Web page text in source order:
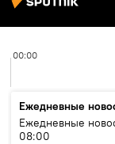
00:00
Ежедневные
Ежедневные
08:00